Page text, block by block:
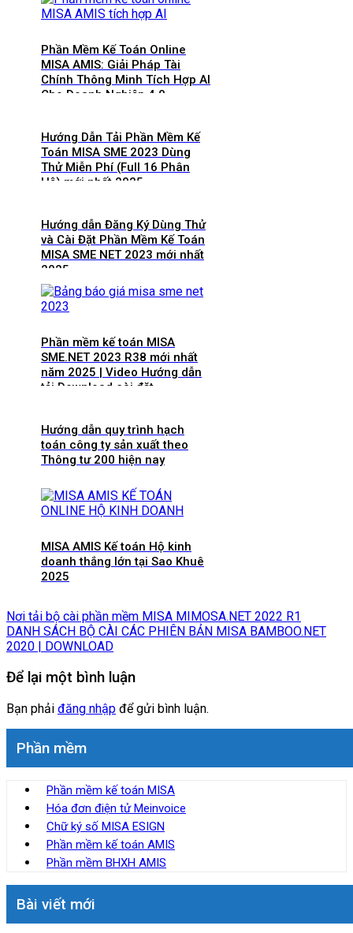
Phần Mềm Kế Toán Online
MISA AMIS: Giải Pháp Tài
Chính Thông Minh Tích Hợp AI
Cho Doanh Nghiệp 4.0
Hướng Dẫn Tải Phần Mềm Kế
Toán MISA SME 2023 Dùng
Thử Miễn Phí (Full 16 Phân
Hệ) mới nhất 2025
Hướng dẫn Đăng Ký Dùng Thử
và Cài Đặt Phần Mềm Kế Toán
MISA SME NET 2023 mới nhất
2025
Phần mềm kế toán MISA
SME.NET 2023 R38 mới nhất
năm 2025 | Video Hướng dẫn
tải Download cài đặt
Hướng dẫn quy trình hạch
toán công ty sản xuất theo
Thông tư 200 hiện nay
MISA AMIS Kế toán Hộ kinh
doanh thắng lớn tại Sao Khuê
2025
Nơi tải bộ cài phần mềm MISA MIMOSA.NET 2022 R1
DANH SÁCH BỘ CÀI CÁC PHIÊN BẢN MISA BAMBOO.NET
2020 | DOWNLOAD
Để lại một bình luận
Bạn phải đăng nhập để gửi bình luận.
Phần mềm
Phần mềm kế toán MISA
Hóa đơn điện tử Meinvoice
Chữ ký số MISA ESIGN
Phần mềm kế toán AMIS
Phần mềm BHXH AMIS
Bài viết mới